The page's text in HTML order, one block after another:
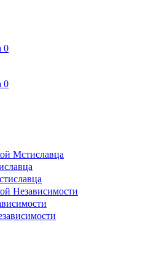
0
0
Мстиславца
Независимости